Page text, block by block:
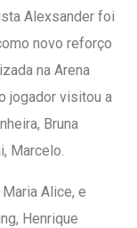
Alexsander foi
novo reforço
na Arena
jogador visitou a
Bruna
Marcelo.
Alice, e
Henrique